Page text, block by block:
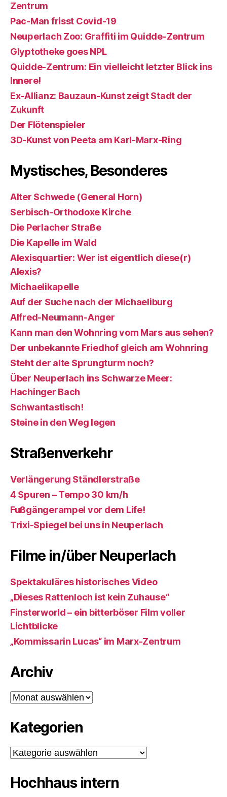
Zentrum
Pac-Man frisst Covid-19
Neuperlach Zoo: Graffiti im Quidde-Zentrum
Glyptotheke goes NPL
Quidde-Zentrum: Ein vielleicht letzter Blick ins
Innere!
Ex-Allianz: Bauzaun-Kunst zeigt Stadt der
Zukunft
Der Flötenspieler
3D-Kunst von Peeta am Karl-Marx-Ring
Mystisches, Besonderes
Alter Schwede (General Horn)
Serbisch-Orthodoxe Kirche
Die Perlacher Straße
Die Kapelle im Wald
Alexisquartier: Wer ist eigentlich diese(r)
Alexis?
Michaelikapelle
Auf der Suche nach der Michaeliburg
Alfred-Neumann-Anger
Kann man den Wohnring vom Mars aus sehen?
Der unbekannte Friedhof gleich am Wohnring
Steht der alte Sprungturm noch?
Über Neuperlach ins Schwarze Meer:
Hachinger Bach
Schwantastisch!
Steine in den Weg legen
Straßenverkehr
Verlängerung Ständlerstraße
4 Spuren – Tempo 30 km/h
Fußgängerampel vor dem Life!
Trixi-Spiegel bei uns in Neuperlach
Filme in/über Neuperlach
Spektakuläres historisches Video
„Dieses Rattenloch ist kein Zuhause“
Finsterworld – ein bitterböser Film voller
Lichtblicke
„Kommissarin Lucas“ im Marx-Zentrum
Archiv
Archiv
Kategorien
Kategorien
Hochhaus intern